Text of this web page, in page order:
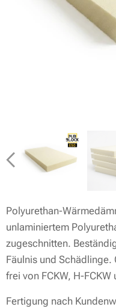
Polyurethan-
unlaminiertem
zugeschnitten.
Fäulnis und
frei von FCKW, H-
Fertigung nach